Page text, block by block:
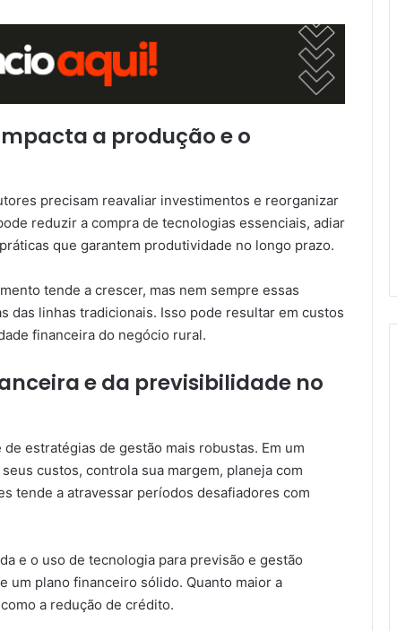
a produção e o
precisam reavaliar investimentos e reorganizar
reduzir a compra de tecnologias essenciais, adiar
que garantem produtividade no longo prazo.
tende a crescer, mas nem sempre essas
das linhas tradicionais. Isso pode resultar em custos
financeira do negócio rural.
e da previsibilidade no
estratégias de gestão mais robustas. Em um
custos, controla sua margem, planeja com
tende a atravessar períodos desafiadores com
e o uso de tecnologia para previsão e gestão
um plano financeiro sólido. Quanto maior a
a redução de crédito.